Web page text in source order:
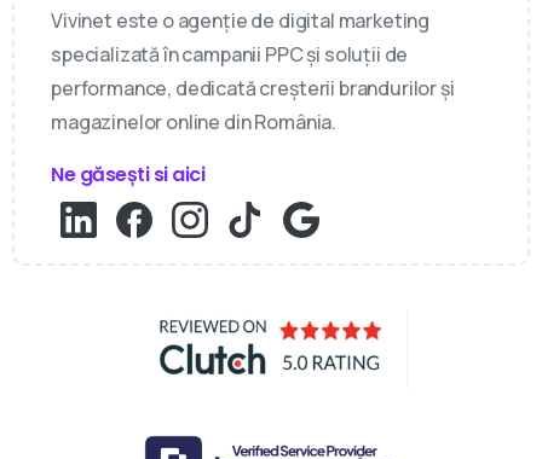
Vivinet este o agenție de digital marketing
specializată în campanii PPC și soluții de
performance, dedicată creșterii brandurilor și
magazinelor online din România.
Ne găsești si aici